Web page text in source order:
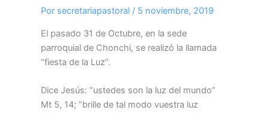
Por secretariapastoral / 5 noviembre, 2019
El pasado 31 de Octubre, en la sede
parroquial de Chonchi, se realizó la llamada
“fiesta de la Luz”.
Dice Jesús: “ustedes son la luz del mundo”
Mt 5, 14; “brille de tal modo vuestra luz